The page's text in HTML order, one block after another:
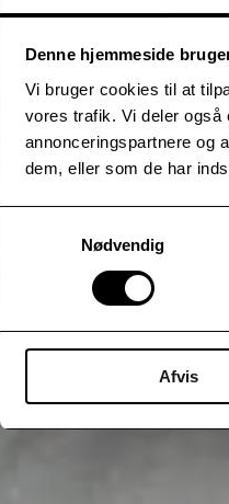
Denne hjemmeside
Vi bruger cookies til at
vores trafik. Vi deler også
annonceringspartnere og
dem, eller som de har
Nødvendig
Afvis